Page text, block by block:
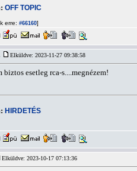
OFF TOPIC
erre: #66160]
Elküldve: 2023-11-27 09:38:58
biztos esetleg rca-s....megnézem!
HIRDETÉS
Elküldve: 2023-10-17 07:13:36